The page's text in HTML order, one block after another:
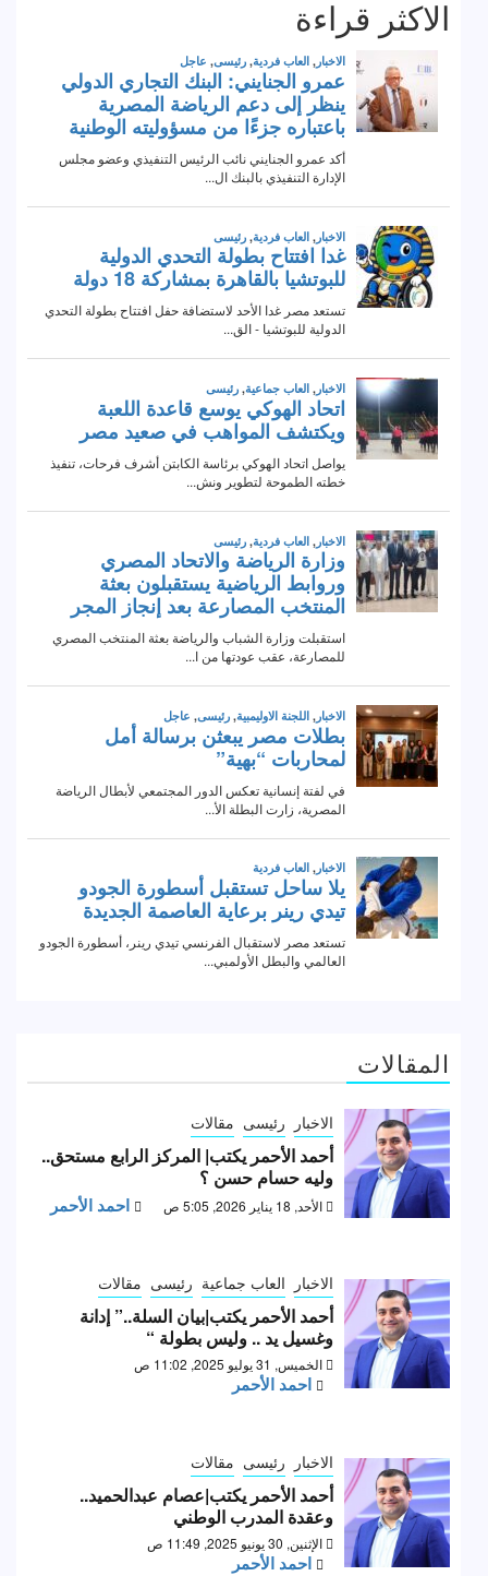
الاكثر قراءة
المقالات
الاخبار رئيسى مقالات
أحمد الأحمر يكتب| المركز الرابع مستحق..
وليه حسام حسن ؟
الأحد, 18 يناير 2026, 5:05 ص احمد الأحمر
الاخبار العاب جماعية رئيسى مقالات
أحمد الأحمر يكتب|بيان السلة..” إدانة
وغسيل يد .. وليس بطولة “
الخميس, 31 يوليو 2025, 11:02 ص
احمد الأحمر
الاخبار رئيسى مقالات
أحمد الأحمر يكتب|عصام عبدالحميد..
وعقدة المدرب الوطني
الإثنين, 30 يونيو 2025, 11:49 ص
احمد الأحمر